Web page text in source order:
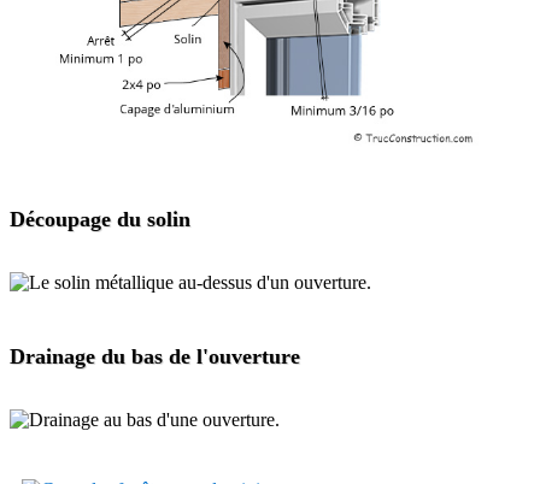
Découpage du solin
Drainage du bas de l'ouverture